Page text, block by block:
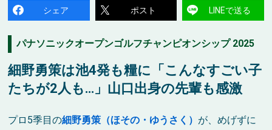
シェア ポスト LINEで送る
パナソニックオープンゴルフチャンピオンシップ 2025
細野勇策は池4発も糧に「こんなすごい子
たちが2人も…」山口出身の先輩も感激
プロ5季目の細野勇策（ほその・ゆうさく） が、めげずに